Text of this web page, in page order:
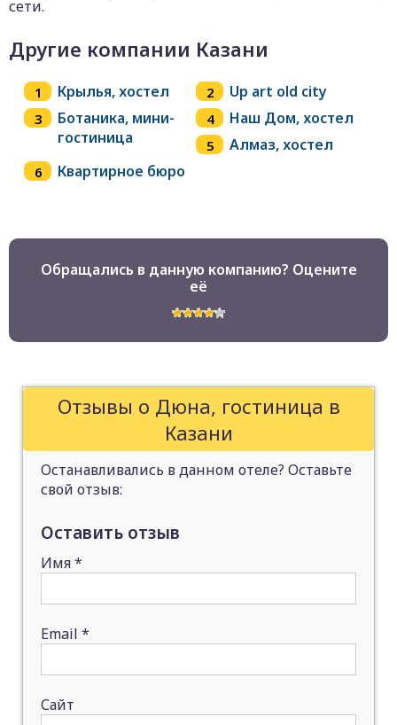
сети.
Другие компании Казани
Крылья, хoстел
Up art old city
Ботаника, мини-
гостиница
Наш Дом, хостел
Алмаз, хостел
Квартирное бюро
Обращались в данную компанию? Оцените
её
Отзывы о Дюна, гостиница в
Казани
Останавливались в данном отеле? Оставьте
свой отзыв:
Оставить отзыв
Имя*
Email *
Сайт